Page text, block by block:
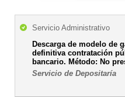
Servicio Administrativo
Descarga de modelo de
definitiva contratación
bancario. Método: No
Servicio de Depositaría